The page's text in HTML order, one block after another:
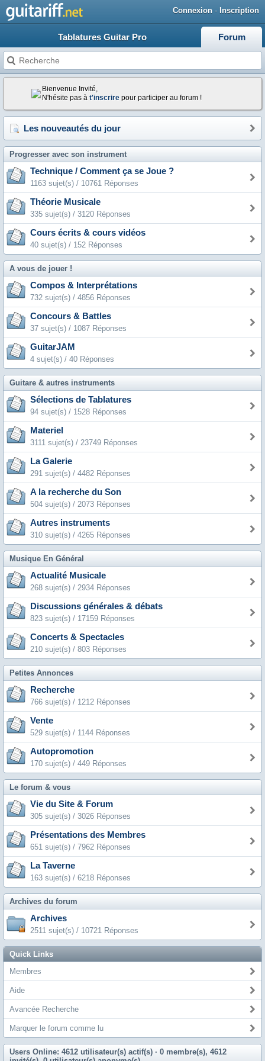
Connexion · Inscription
Tablatures Guitar Pro Forum
Bienvenue Invité,
N'hésite pas à t'inscrire pour participer au forum !
Les nouveautés du jour
Progresser avec son instrument
Technique / Comment ça se Joue ?
1163 sujet(s) / 10761 Réponses
Théorie Musicale
335 sujet(s) / 3120 Réponses
Cours écrits & cours vidéos
40 sujet(s) / 152 Réponses
A vous de jouer !
Compos & Interprétations
732 sujet(s) / 4856 Réponses
Concours & Battles
37 sujet(s) / 1087 Réponses
GuitarJAM
4 sujet(s) / 40 Réponses
Guitare & autres instruments
Sélections de Tablatures
94 sujet(s) / 1528 Réponses
Materiel
3111 sujet(s) / 23749 Réponses
La Galerie
291 sujet(s) / 4482 Réponses
A la recherche du Son
504 sujet(s) / 2073 Réponses
Autres instruments
310 sujet(s) / 4265 Réponses
Musique En Général
Actualité Musicale
268 sujet(s) / 2934 Réponses
Discussions générales & débats
823 sujet(s) / 17159 Réponses
Concerts & Spectacles
210 sujet(s) / 803 Réponses
Petites Annonces
Recherche
766 sujet(s) / 1212 Réponses
Vente
529 sujet(s) / 1144 Réponses
Autopromotion
170 sujet(s) / 449 Réponses
Le forum & vous
Vie du Site & Forum
305 sujet(s) / 3026 Réponses
Présentations des Membres
651 sujet(s) / 7962 Réponses
La Taverne
163 sujet(s) / 6218 Réponses
Archives du forum
Archives
2511 sujet(s) / 10721 Réponses
Quick Links
Membres
Aide
Avancée Recherche
Marquer le forum comme lu
Users Online: 4612 utilisateur(s) actif(s) · 0 membre(s), 4612